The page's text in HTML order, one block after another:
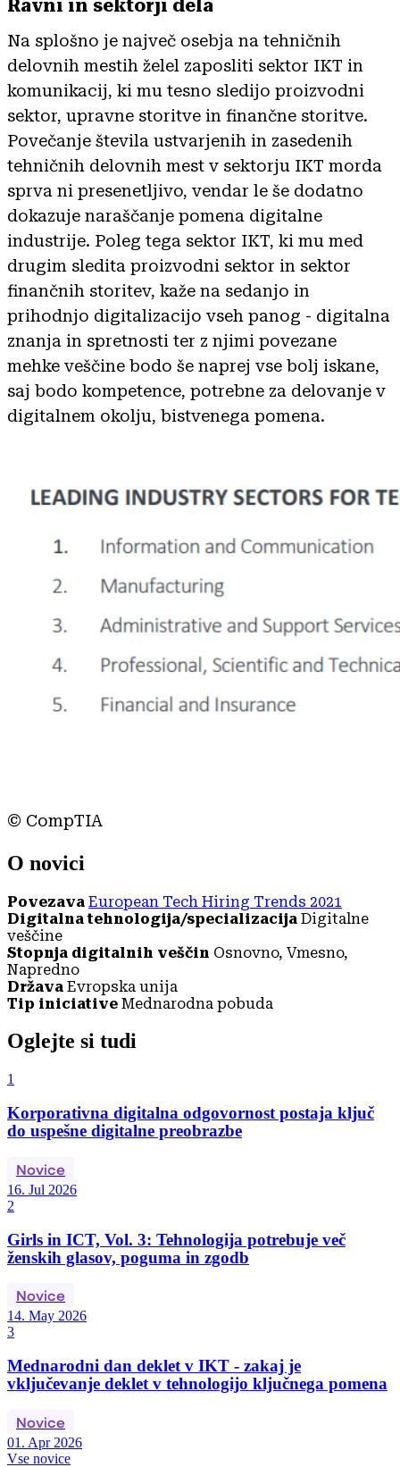
Ravni in sektorji dela
Na splošno je največ osebja na tehničnih
delovnih mestih želel zaposliti sektor IKT in
komunikacij, ki mu tesno sledijo proizvodni
sektor, upravne storitve in finančne storitve.
Povečanje števila ustvarjenih in zasedenih
tehničnih delovnih mest v sektorju IKT morda
sprva ni presenetljivo, vendar le še dodatno
dokazuje naraščanje pomena digitalne
industrije. Poleg tega sektor IKT, ki mu med
drugim sledita proizvodni sektor in sektor
finančnih storitev, kaže na sedanjo in
prihodnjo digitalizacijo vseh panog - digitalna
znanja in spretnosti ter z njimi povezane
mehke veščine bodo še naprej vse bolj iskane,
saj bodo kompetence, potrebne za delovanje v
digitalnem okolju, bistvenega pomena.
© CompTIA
O novici
Povezava European Tech Hiring Trends 2021
Digitalna tehnologija/specializacija Digitalne
veščine
Stopnja digitalnih veščin Osnovno, Vmesno,
Napredno
Država Evropska unija
Tip iniciative Mednarodna pobuda
Oglejte si tudi
1
Korporativna digitalna odgovornost postaja ključ
do uspešne digitalne preobrazbe
Novice
16. Jul 2026
2
Girls in ICT, Vol. 3: Tehnologija potrebuje več
ženskih glasov, poguma in zgodb
Novice
14. May 2026
3
Mednarodni dan deklet v IKT - zakaj je
vključevanje deklet v tehnologijo ključnega pomena
Novice
01. Apr 2026
Vse novice